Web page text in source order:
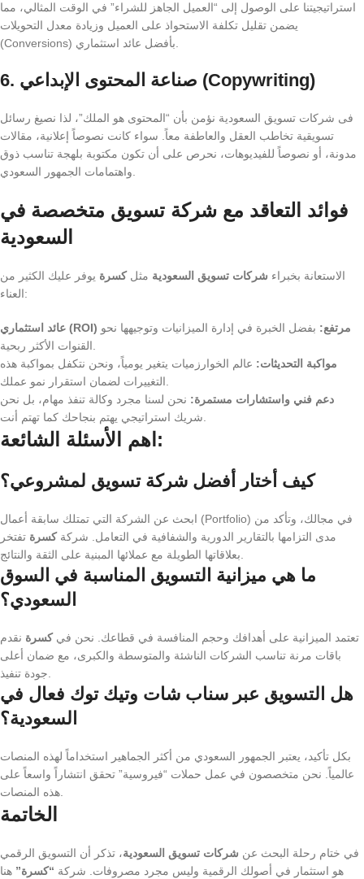
استراتيجيتنا على الوصول إلى “العميل الجاهز للشراء” في الوقت المثالي، مما
يضمن تقليل تكلفة الاستحواذ على العميل وزيادة معدل التحويلات
6. صناعة المحتوى الإبداعي (Copywriting)
فى شركات تسويق السعودية نؤمن بأن “المحتوى هو الملك”، لذا نصيغ رسائل
تسويقية تخاطب العقل والعاطفة معاً. سواء كانت نصوصاً إعلانية، مقالات
مدونة، أو نصوصاً للفيديوهات، نحرص على أن تكون مكتوبة بلهجة تناسب ذوق
فوائد التعاقد مع شركة تسويق متخصصة في
السعودية
الاستعانة بخبراء شركات تسويق السعودية مثلكسرة يوفر عليك الكثير من
العناء:
عائد استثماري (ROI) مرتفع: بفضل الخبرة في إدارة الميزانيات وتوجيهها نحو
مواكبة التحديثات: عالم الخوارزميات يتغير يومياً، ونحن نتكفل بمواكبة هذه
دعم فني واستشارات مستمرة: نحن لسنا مجرد وكالة تنفذ مهام، بل نحن
اهم الأسئلة الشائعة:
كيف أختار أفضل شركة تسويق لمشروعي؟
ابحث عن الشركة التي تمتلك سابقة أعمال (Portfolio) في مجالك، وتأكد من
مدى التزامها بالتقارير الدورية والشفافية في التعامل. شركةكسرة تفتخر
ما هي ميزانية التسويق المناسبة في السوق
السعودي؟
تعتمد الميزانية على أهدافك وحجم المنافسة في قطاعك. نحن فيكسرة نقدم
باقات مرنة تناسب الشركات الناشئة والمتوسطة والكبرى، مع ضمان أعلى
هل التسويق عبر سناب شات وتيك توك فعال في
السعودية؟
بكل تأكيد، يعتبر الجمهور السعودي من أكثر الجماهير استخداماً لهذه المنصات
عالمياً. نحن متخصصون في عمل حملات “فيروسية” تحقق انتشاراً واسعاً على
الخاتمة
في ختام رحلة البحث عن شركات تسويق السعودية، تذكر أن التسويق الرقمي
هو استثمار في أصولك الرقمية وليس مجرد مصروفات. شركة “كسرة” هنا